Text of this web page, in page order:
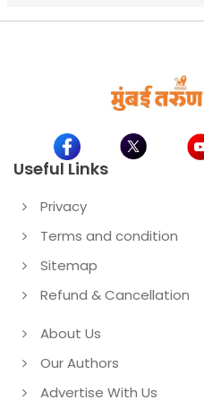
Useful Links
Privacy
Terms and condition
Sitemap
Refund & Cancellation
About Us
Our Authors
Advertise With Us